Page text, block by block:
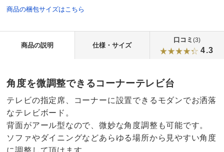
商品の梱包サイズはこちら
商品の説明 仕様・サイズ
口コミ (3)
4.3
角度を微調整できるコーナーテレビ台
テレビの指定席、コーナーに設置できるモダンでお洒落
なテレビボード。
背面がアール型なので、微妙な角度調整も可能です。
ソファやダイニングなどあらゆる場所から見やすい角度
に調整して頂けます。